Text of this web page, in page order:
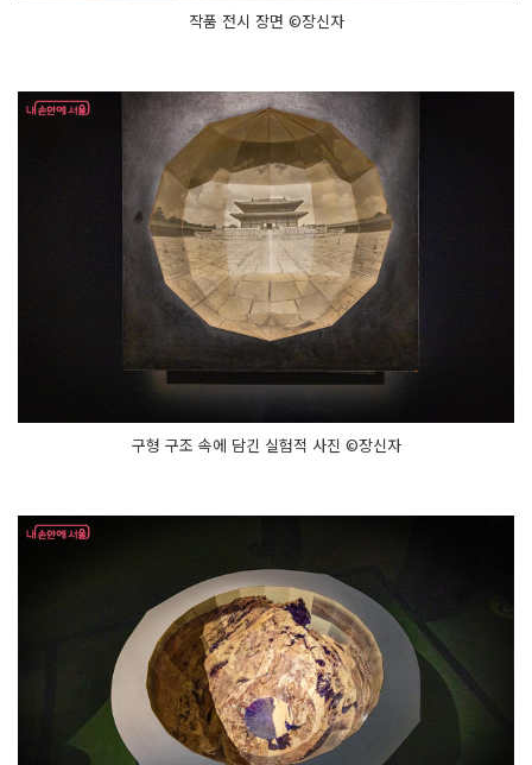
작품 전시 장면 ©장신자
구형 구조 속에 담긴 실험적 사진 ©장신자